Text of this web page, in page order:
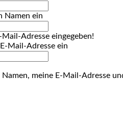
Namen ein
Adresse eingegeben!
Mail-Adresse ein
Namen, meine E-Mail-Adresse